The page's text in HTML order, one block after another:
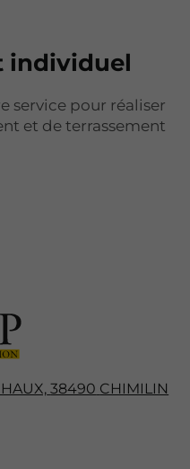
38490 CHIMILIN
individuel
service pour réaliser
et de terrassement